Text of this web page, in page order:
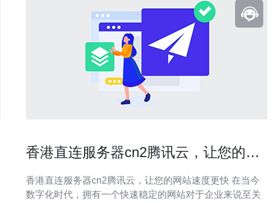
香港直连服务器cn2腾讯云，让您的网
香港直连服务器cn2腾讯云，让您的网站速度更快 在当今
数字化时代，拥有一个快速稳定的网站对于企业来说至关